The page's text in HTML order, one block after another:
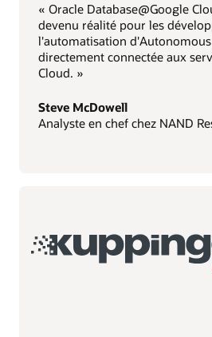
« Oracle Database@Google
devenu réalité pour les
l'automatisation d'Autonomous
directement connectée aux
Cloud. »
Steve McDowell
Analyste en chef chez NAND